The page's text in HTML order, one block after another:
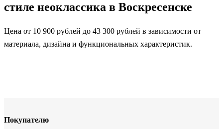
стиле неоклассика в Воскресенске
Цена от 10 900 рублей до 43 300 рублей в зависимости от
материала, дизайна и функциональных характеристик.
Покупателю